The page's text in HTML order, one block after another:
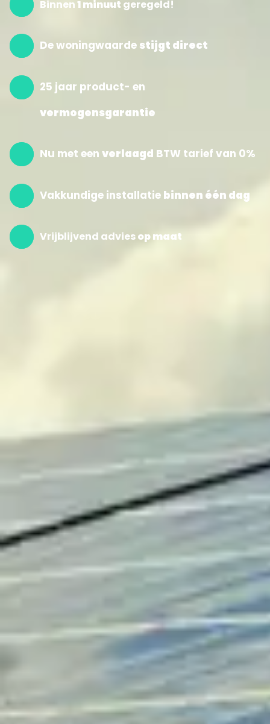
Binnen1 minuut geregeld!
De woningwaarde stijgt direct
25 jaar product- en
vermogensgarantie
Nu met een verlaagd BTW tarief van 0%
Vakkundige installatie binnen één dag
Vrijblijvend adviesop maat